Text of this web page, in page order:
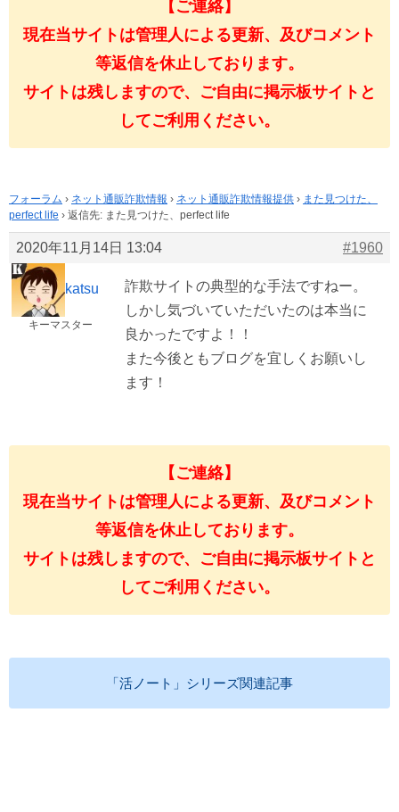
【ご連絡】
現在当サイトは管理人による更新、及びコメント
等返信を休止しております。
サイトは残しますので、ご自由に掲示板サイトと
してご利用ください。
フォーラム › ネット通販詐欺情報 › ネット通販詐欺情報提供 › また見つけた、
perfect life › 返信先: また見つけた、perfect life
2020年11月14日 13:04 #1960
katsu
キーマスター
詐欺サイトの典型的な手法ですねー。
しかし気づいていただいたのは本当に
良かったですよ！！
また今後ともブログを宜しくお願いし
ます！
【ご連絡】
現在当サイトは管理人による更新、及びコメント
等返信を休止しております。
サイトは残しますので、ご自由に掲示板サイトと
してご利用ください。
「活ノート」シリーズ関連記事